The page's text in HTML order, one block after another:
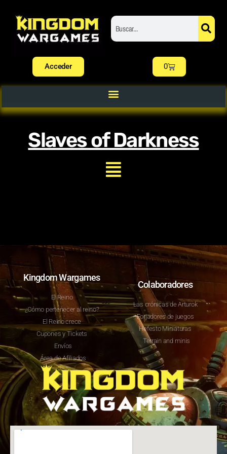
Acceder 0
Slaves of Darkness
Kingdom Wargames
El Reino
¿Cómo pertenecer al reino?
El Reino crece
Cupones y Tickets
Envíos
Área de Afiliados
Colaboradores
Las crónicas de Arturok
Forjadores de juegos
Hefesto Miniaturas
Terrain and minis